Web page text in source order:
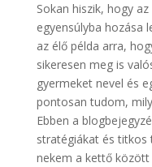
Sokan hiszik, hogy
egyensúlyba hozása
az élő példa arra,
sikeresen meg is
gyermeket nevel és
pontosan tudom,
Ebben a
stratégiákat és
nekem a kettő